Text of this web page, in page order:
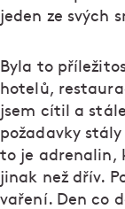
jeden ze svých
Byla to
hotelů,
jsem cítil a
požadavky
to je adrenalin,
jinak než dřív.
vaření. Den co